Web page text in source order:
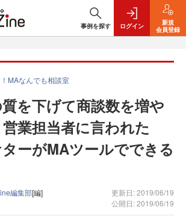
事例を探す ログイン
新規
会員登録
MAなんでも相談室
質を下げて商談数を増や
業担当者に言われた
ーがMAツールでできる
編集部[編]
更新日: 2019/06/19
公開日: 2019/06/19